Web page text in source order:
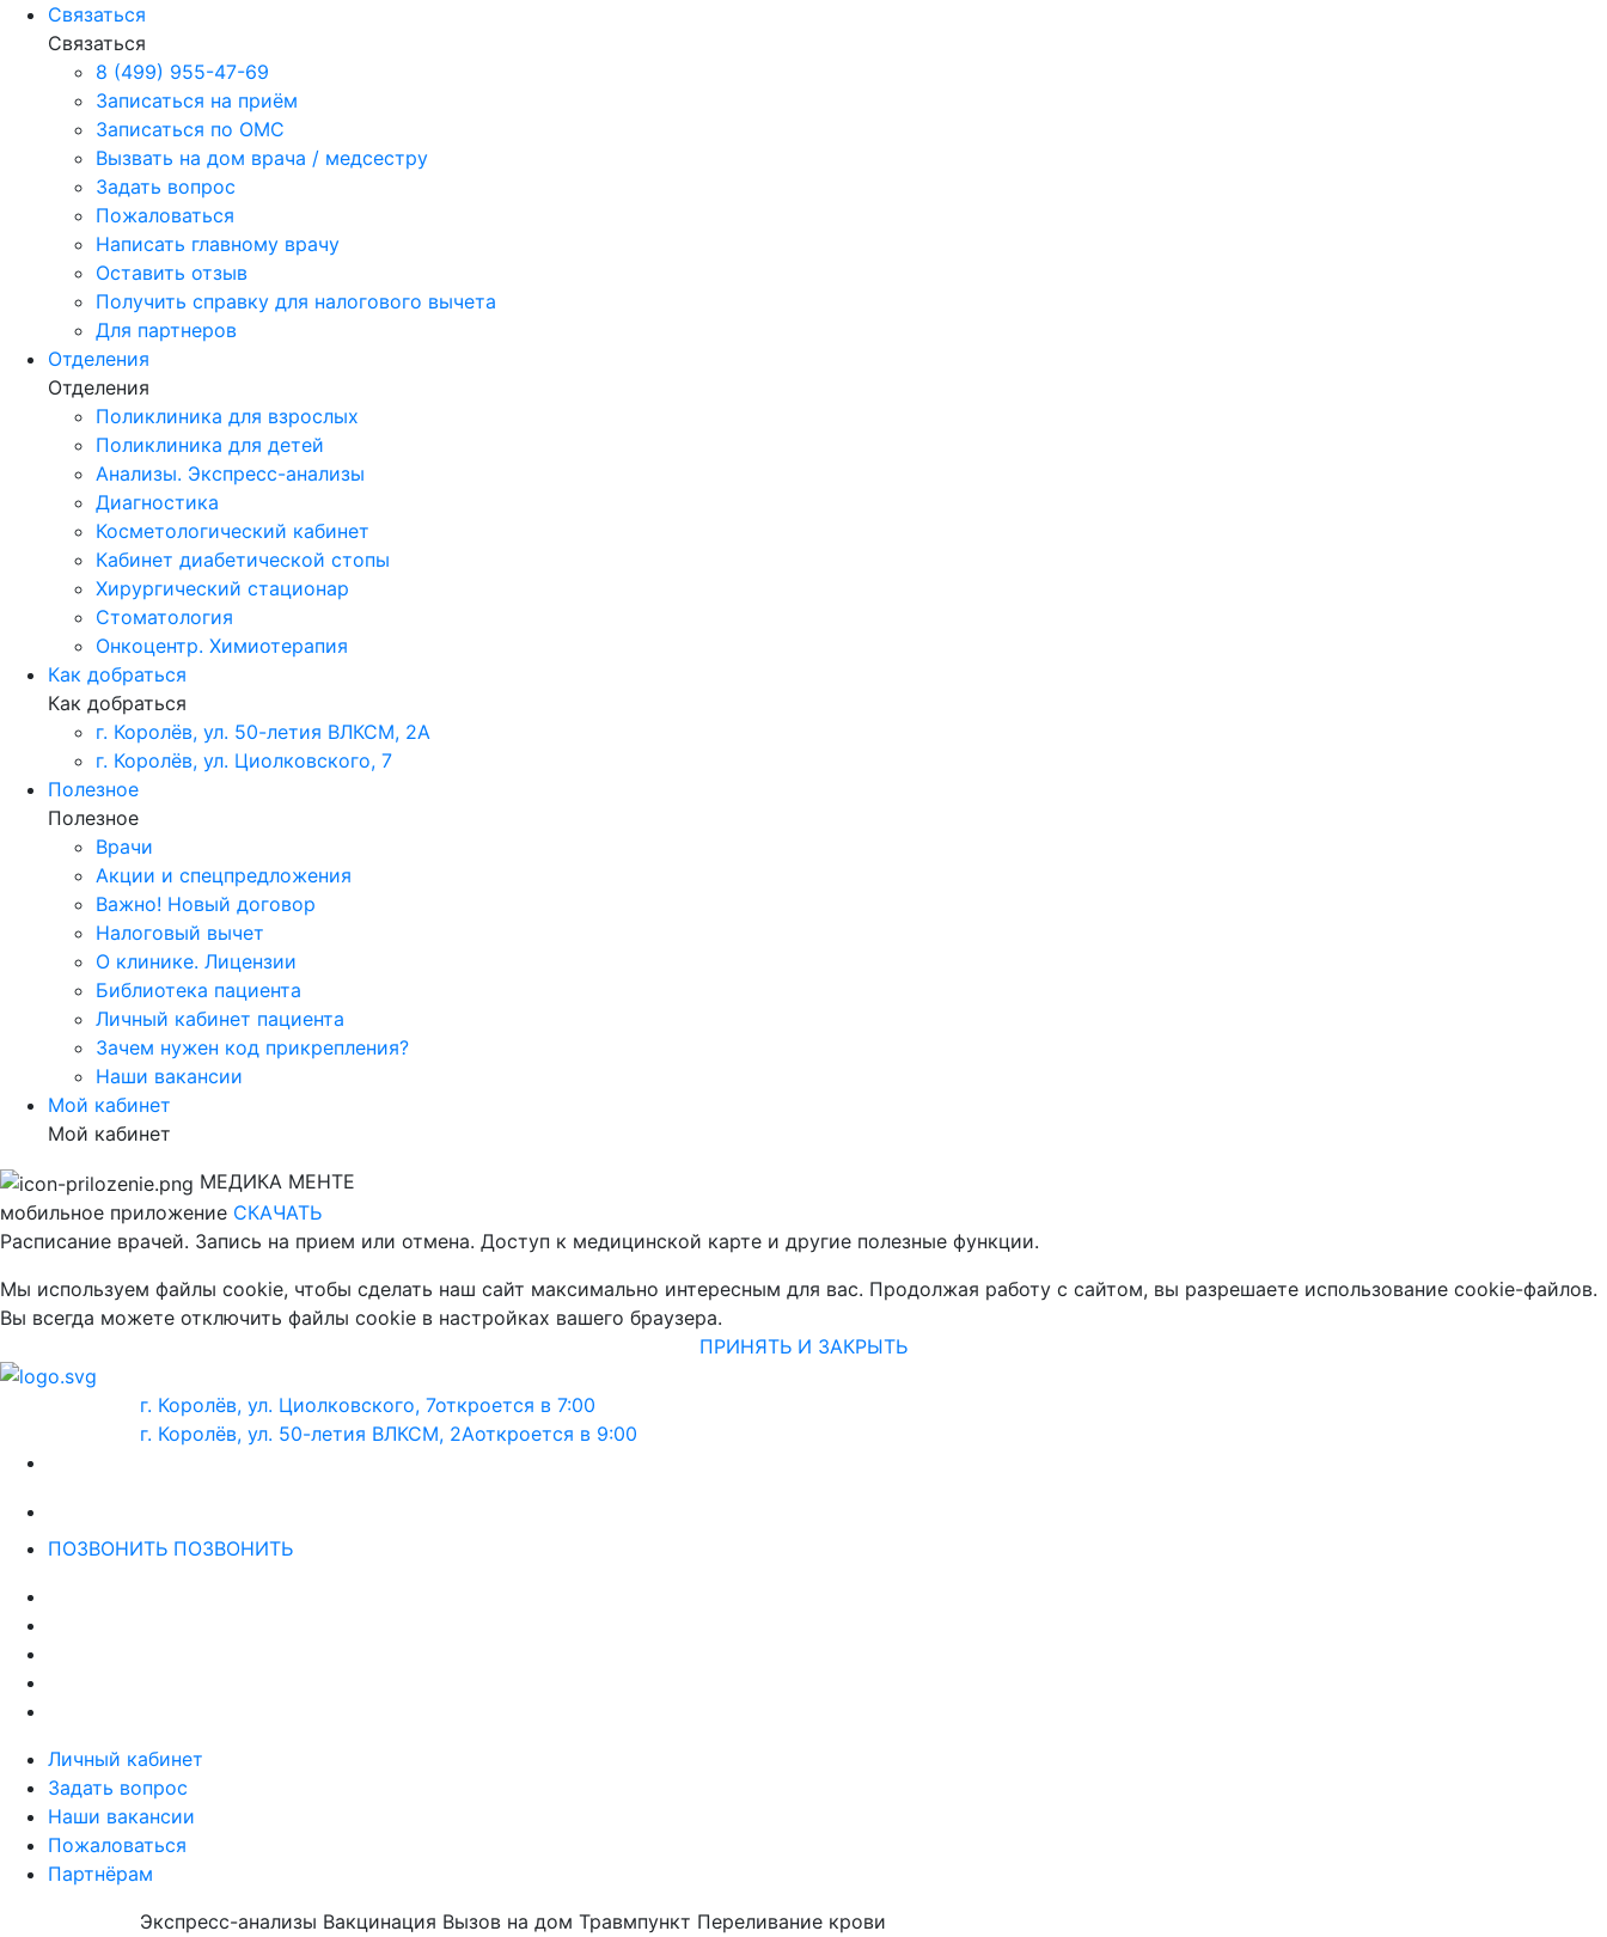
Связаться
Связаться
8 (499) 955-47-69
Записаться на приём
Записаться по ОМС
Вызвать на дом врача / медсестру
Задать вопрос
Пожаловаться
Написать главному врачу
Оставить отзыв
Получить справку для налогового вычета
Для партнеров
Отделения
Отделения
Поликлиника для взрослых
Поликлиника для детей
Анализы. Экспресс-анализы
Диагностика
Косметологический кабинет
Кабинет диабетической стопы
Хирургический стационар
Стоматология
Онкоцентр. Химиотерапия
Как добраться
Как добраться
г. Королёв, ул. 50-летия ВЛКСМ, 2А
г. Королёв, ул. Циолковского, 7
Полезное
Полезное
Врачи
Акции и спецпредложения
Важно! Новый договор
Налоговый вычет
О клинике. Лицензии
Библиотека пациента
Личный кабинет пациента
Зачем нужен код прикрепления?
Наши вакансии
Мой кабинет
Мой кабинет
МЕДИКА МЕНТЕ
мобильное приложение СКАЧАТЬ
Расписание врачей. Запись на прием или отмена. Доступ к медицинской карте и другие полезные функции.
Мы используем файлы cookie, чтобы сделать наш сайт максимально интересным для вас. Продолжая работу с сайтом, вы разрешаете использование cookie-файлов.
Вы всегда можете отключить файлы cookie в настройках вашего браузера.
ПРИНЯТЬ И ЗАКРЫТЬ
г. Королёв, ул. Циолковского, 7откроется в 7:00
г. Королёв, ул. 50-летия ВЛКСМ, 2Аоткроется в 9:00
ПОЗВОНИТЬ ПОЗВОНИТЬ
Личный кабинет
Задать вопрос
Наши вакансии
Пожаловаться
Партнёрам
Экспресс-анализы Вакцинация Вызов на дом Травмпункт Переливание крови